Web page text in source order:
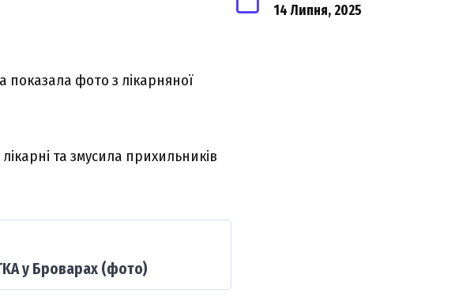
14 Липня, 2025
показала фото з лікарняної
та змусила прихильників
у Броварах (фото)